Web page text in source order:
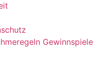
Gewinnspiele